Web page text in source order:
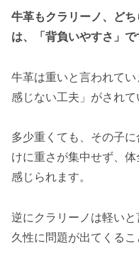
牛革もクラリーノ、ど
は、「背負いやすさ」で
牛革は重いと言われて
感じない工夫」がされて
多少重くても、その子
けに重さが集中せず、
感じられます。
逆にクラリーノは軽い
久性に問題が出てくるこ